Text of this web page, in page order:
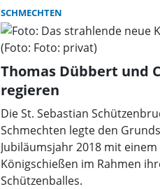
geschäftsführende
Kirchenvorstandess Bernd
Schmechtener Messdiener
Gemeindemitglieder
Anneliese Beine für ihre
Kirchengemeinde.
SCHMECHTEN
Thomas Dübbert und
regieren
Die St. Sebastian
Schmechten legte den
Jubiläumsjahr 2018 mit
Königschießen im Rahmen
Schützenballes.